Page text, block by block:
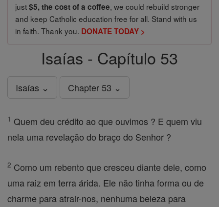
just$5, the cost of a coffee, we could rebuild stronger
and keep Catholic education free for all. Stand with us
in faith. Thank you. DONATE TODAY >
Isaías - Capítulo 53
Isaías ⌄ Chapter 53 ⌄
1 Quem deu crédito ao que ouvimos ? E quem viu
nela uma revelação do braço do Senhor ?
2 Como um rebento que cresceu diante dele, como
uma raiz em terra árida. Ele não tinha forma ou de
charme para atrair-nos, nenhuma beleza para